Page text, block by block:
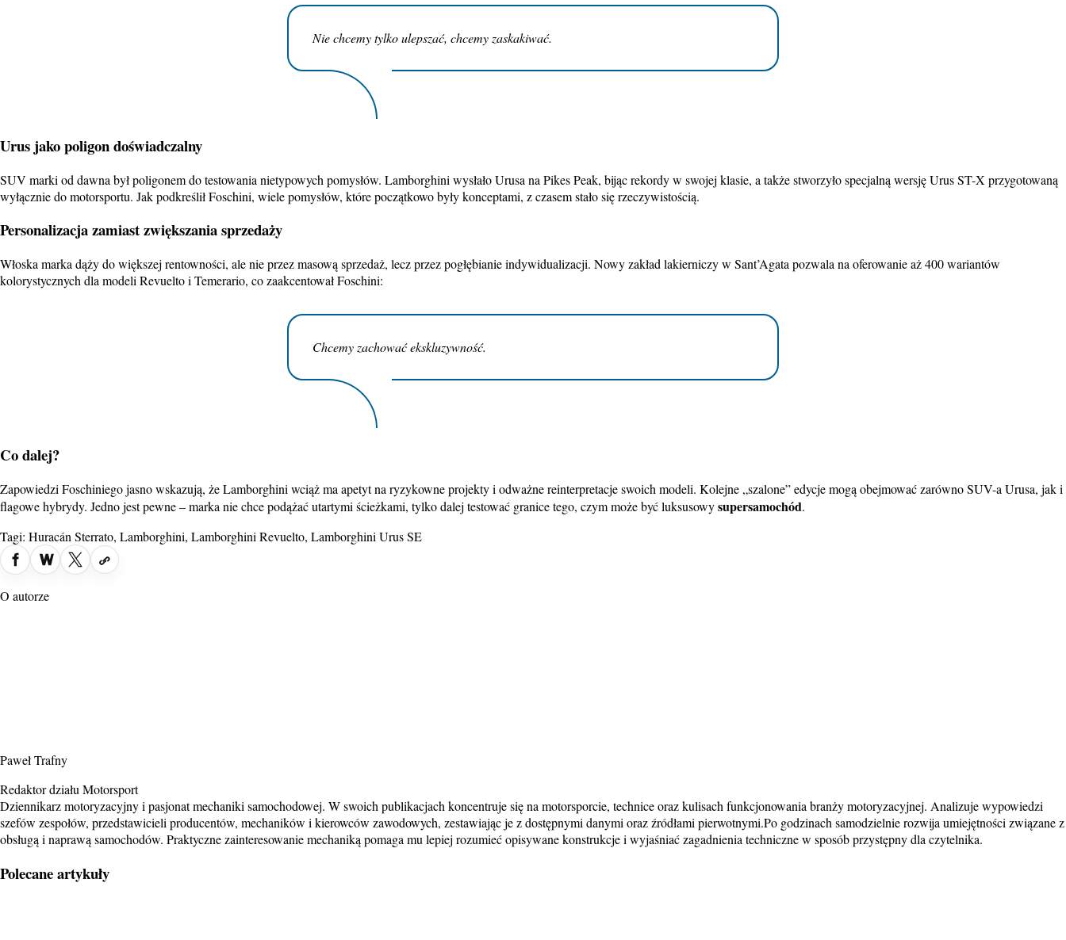
Nie chcemy tylko ulepszać, chcemy zaskakiwać.
Urus jako poligon doświadczalny
SUV marki od dawna był poligonem do testowania nietypowych pomysłów. Lamborghini wysłało Urusa na Pikes Peak, bijąc rekordy w swojej klasie, a także stworzyło specjalną wersję Urus ST-X przygotowaną
wyłącznie do motorsportu. Jak podkreślił Foschini, wiele pomysłów, które początkowo były konceptami, z czasem stało się rzeczywistością.
Personalizacjazamiast zwiększania sprzedaży
Włoska marka dąży do większej rentowności, ale nie przez masową sprzedaż, lecz przez pogłębianie indywidualizacji. Nowy zakład lakierniczy w Sant’Agata pozwala na oferowanie aż 400 wariantów
kolorystycznych dla modeli Revuelto i Temerario, co zaakcentował Foschini:
Chcemy zachować ekskluzywność.
Co dalej?
Zapowiedzi Foschiniego jasno wskazują, że Lamborghini wciąż ma apetyt na ryzykowne projekty i odważne reinterpretacje swoich modeli. Kolejne „szalone” edycje mogą obejmować zarówno SUV-a Urusa, jak i
flagowe hybrydy. Jedno jest pewne – marka nie chce podążać utartymi ścieżkami, tylko dalej testować granice tego, czym może być luksusowysupersamochód.
Tagi: Huracán Sterrato, Lamborghini, Lamborghini Revuelto, Lamborghini Urus SE
O autorze
Paweł Trafny
Redaktor działu Motorsport
Dziennikarz motoryzacyjny i pasjonat mechaniki samochodowej. W swoich publikacjach koncentruje się na motorsporcie, technice oraz kulisach funkcjonowania branży motoryzacyjnej. Analizuje wypowiedzi
szefów zespołów, przedstawicieli producentów, mechaników i kierowców zawodowych, zestawiając je z dostępnymi danymi oraz źródłami pierwotnymi.Po godzinach samodzielnie rozwija umiejętności związane z
obsługą i naprawą samochodów. Praktyczne zainteresowanie mechaniką pomaga mu lepiej rozumieć opisywane konstrukcje i wyjaśniać zagadnienia techniczne w sposób przystępny dla czytelnika.
Polecane artykuły